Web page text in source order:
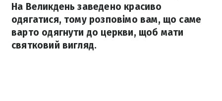
На Великдень заведено красиво
одягатися, тому розповімо вам, що саме
варто одягнути до церкви, щоб мати
святковий вигляд.